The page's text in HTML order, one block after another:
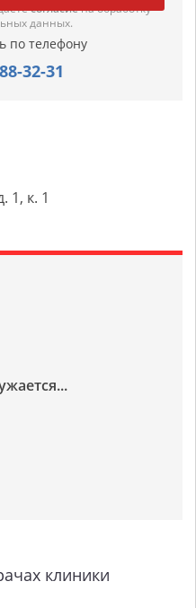
согласиена обработку
данных.
по телефону
32-31
1, к. 1
клиники